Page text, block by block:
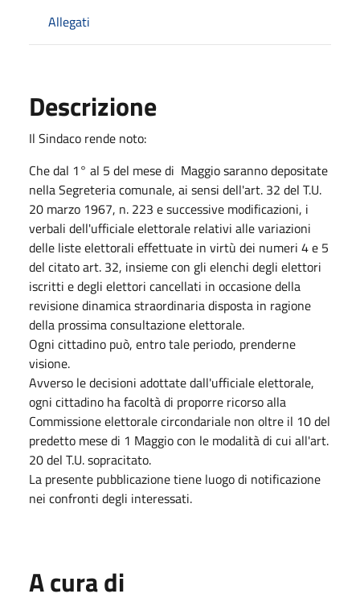
Allegati
Descrizione
Il Sindaco rende noto:
Che dal 1° al 5 del mese di Maggio saranno depositate
nella Segreteria comunale, ai sensi dell'art. 32 del T.U.
20 marzo 1967, n. 223 e successive modificazioni, i
verbali dell'ufficiale elettorale relativi alle variazioni
delle liste elettorali effettuate in virtù dei numeri 4 e 5
del citato art. 32, insieme con gli elenchi degli elettori
iscritti e degli elettori cancellati in occasione della
revisione dinamica straordinaria disposta in ragione
della prossima consultazione elettorale.
Ogni cittadino può, entro tale periodo, prenderne
visione.
Avverso le decisioni adottate dall'ufficiale elettorale,
ogni cittadino ha facoltà di proporre ricorso alla
Commissione elettorale circondariale non oltre il 10 del
predetto mese di 1 Maggio con le modalità di cui all'art.
20 del T.U. sopracitato.
La presente pubblicazione tiene luogo di notificazione
nei confronti degli interessati.
A cura di